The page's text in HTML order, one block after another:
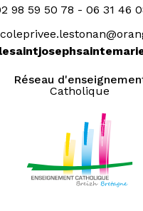
98 59 50 78 - 06 31 46
Réseau
Catholique